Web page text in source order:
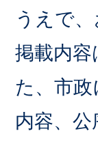
うえで
掲載内
た、市
内容、